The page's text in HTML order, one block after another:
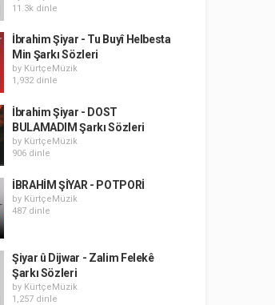
11.3k dinle
İbrahim Şiyar - Tu Buyî Helbesta
Min Şarkı Sözleri
by KürtçeMüzik
1,932 dinle
İbrahim Şiyar - DOST
BULAMADIM Şarkı Sözleri
by KürtçeMüzik
906 dinle
İBRAHİM ŞİYAR - POTPORİ
by KürtçeMüzik
487 dinle
Şiyar û Dijwar - Zalim Felekê
Şarkı Sözleri
by KürtçeMüzik
1,257 dinle